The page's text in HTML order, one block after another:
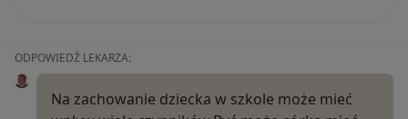
ODPOWIEDŹ LEKARZA:
Na zachowanie dziecka w szkole może mieć